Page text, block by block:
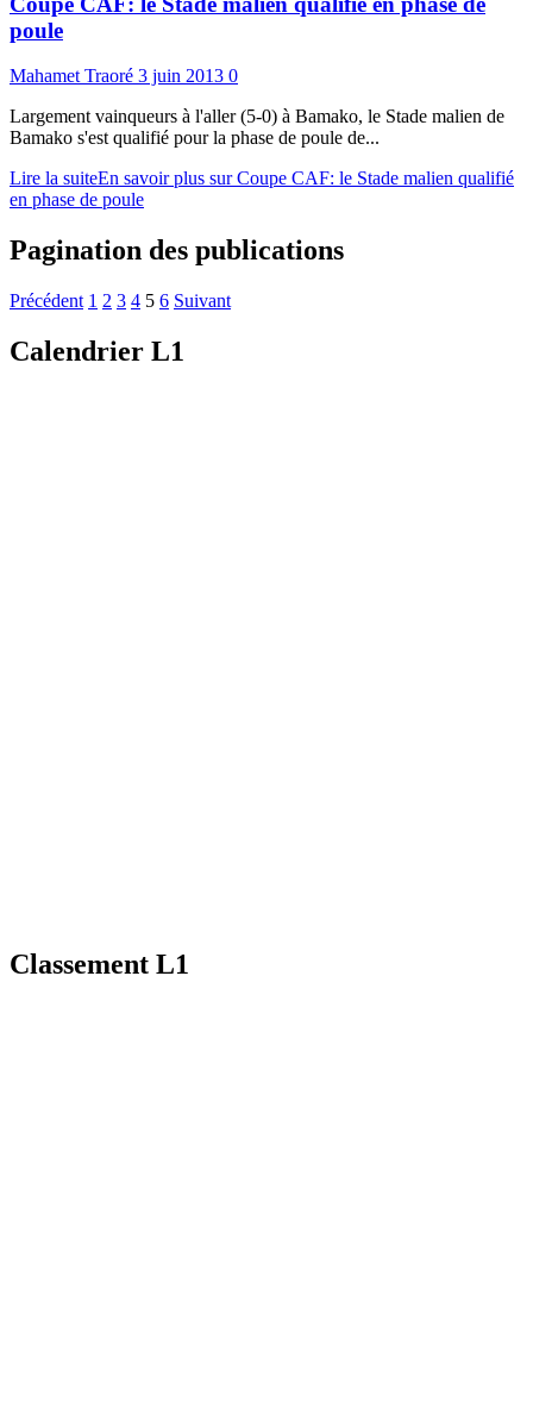
poule
Mahamet Traoré 3 juin 2013 0
Largement vainqueurs à l'aller (5-0) à Bamako, le Stade malien de
Bamako s'est qualifié pour la phase de poule de...
Lire la suiteEn savoir plus sur Coupe CAF: le Stade malien qualifié
en phase de poule
Pagination des publications
Précédent 1 2 3 4 5 6 Suivant
Calendrier L1
Classement L1